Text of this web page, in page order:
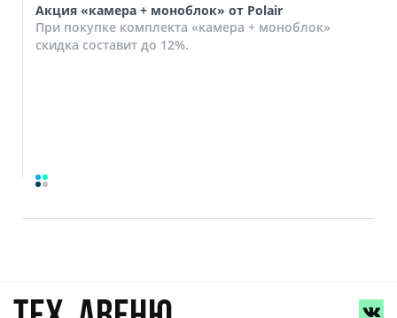
Акция «камера + моноблок» от Polair
При покупке комплекта «камера + моноблок»
скидка составит до 12%.